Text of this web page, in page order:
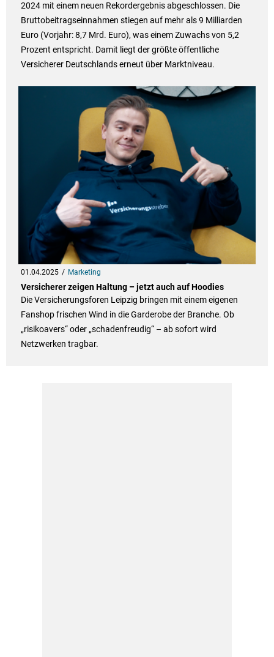
2024 mit einem neuen Rekordergebnis abgeschlossen. Die
Bruttobeitragseinnahmen stiegen auf mehr als 9 Milliarden
Euro (Vorjahr: 8,7 Mrd. Euro), was einem Zuwachs von 5,2
Prozent entspricht. Damit liegt der größte öffentliche
Versicherer Deutschlands erneut über Marktniveau.
01.04.2025 Marketing
Versicherer zeigen Haltung – jetzt auch auf Hoodies
Die Versicherungsforen Leipzig bringen mit einem eigenen
Fanshop frischen Wind in die Garderobe der Branche. Ob
„risikoavers“ oder „schadenfreudig“ – ab sofort wird
Netzwerken tragbar.